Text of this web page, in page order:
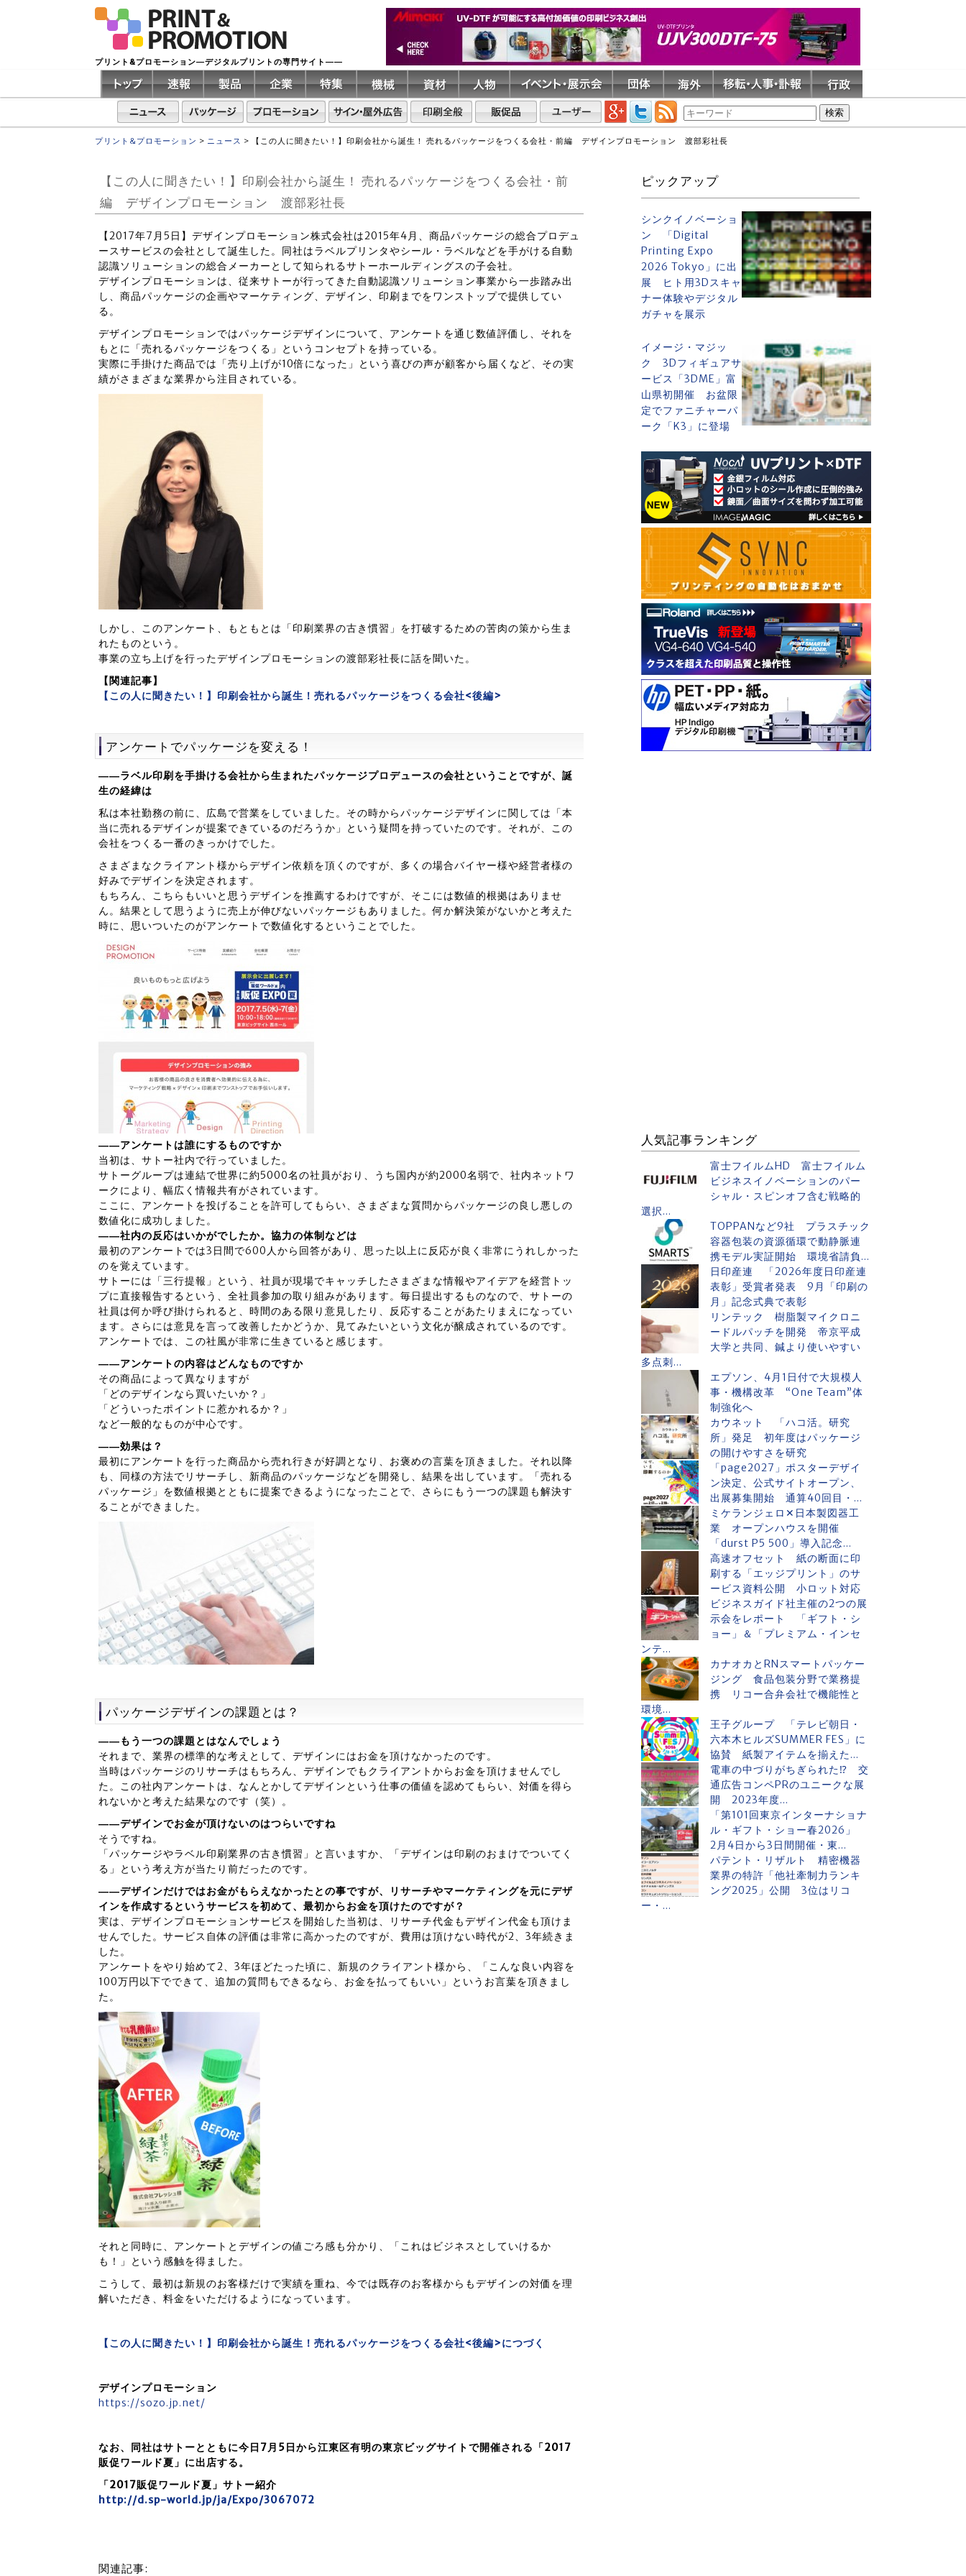
プリント&プロモーション―デジタルプリントの専門サイト――
プリント&プロモーション > ニュース > 【この人に聞きたい！】印刷会社から誕生！ 売れるパッケージをつくる会社・前編 デザインプロモーション 渡部彩社長
【この人に聞きたい！】印刷会社から誕生！ 売れるパッケージをつくる会社・前
編 デザインプロモーション 渡部彩社長
【2017年7月5日】デザインプロモーション株式会社は2015年4月、商品パッケージの総合プロデュ
ースサービスの会社として誕生した。同社はラベルプリンタやシール・ラベルなどを手がける自動
認識ソリューションの総合メーカーとして知られるサトーホールディングスの子会社。
デザインプロモーションは、従来サトーが行ってきた自動認識ソリューション事業から一歩踏み出
し、商品パッケージの企画やマーケティング、デザイン、印刷までをワンストップで提供してい
る。
デザインプロモーションではパッケージデザインについて、アンケートを通じ数値評価し、それを
もとに「売れるパッケージをつくる」というコンセプトを持っている。
実際に手掛けた商品では「売り上げが10倍になった」という喜びの声が顧客から届くなど、その実
績がさまざまな業界から注目されている。
しかし、このアンケート、もともとは「印刷業界の古き慣習」を打破するための苦肉の策から生ま
れたものという。
事業の立ち上げを行ったデザインプロモーションの渡部彩社長に話を聞いた。
【関連記事】
【この人に聞きたい！】印刷会社から誕生！売れるパッケージをつくる会社<後編>
アンケートでパッケージを変える！
――ラベル印刷を手掛ける会社から生まれたパッケージプロデュースの会社ということですが、誕
生の経緯は
私は本社勤務の前に、広島で営業をしていました。その時からパッケージデザインに関しては「本
当に売れるデザインが提案できているのだろうか」という疑問を持っていたのです。それが、この
会社をつくる一番のきっかけでした。
さまざまなクライアント様からデザイン依頼を頂くのですが、多くの場合バイヤー様や経営者様の
好みでデザインを決定されます。
もちろん、こちらもいいと思うデザインを推薦するわけですが、そこには数値的根拠はありませ
ん。結果として思うように売上が伸びないパッケージもありました。何か解決策がないかと考えた
時に、思いついたのがアンケートで数値化するということでした。
――アンケートは誰にするものですか
当初は、サトー社内で行っていました。
サトーグループは連結で世界に約5000名の社員がおり、うち国内が約2000名弱で、社内ネットワ
ークにより、幅広く情報共有がされています。
ここに、アンケートを投げることを許可してもらい、さまざまな質問からパッケージの良し悪しの
数値化に成功しました。
――社内の反応はいかがでしたか。協力の体制などは
最初のアンケートでは3日間で600人から回答があり、思った以上に反応が良く非常にうれしかった
のを覚えています。
サトーには「三行提報」という、社員が現場でキャッチしたさまざまな情報やアイデアを経営トッ
プに直接報告するという、全社員参加の取り組みがあります。毎日提出するものなので、サトーの
社員は何か呼び掛けられると、時間のある限り意見したり、反応することがあたりまえになってい
ます。さらには意見を言って改善したかどうか、見てみたいという文化が醸成されているのです。
アンケートでは、この社風が非常に生きていると感じます。
――アンケートの内容はどんなものですか
その商品によって異なりますが
「どのデザインなら買いたいか？」
「どういったポイントに惹かれるか？」
など一般的なものが中心です。
――効果は？
最初にアンケートを行った商品から売れ行きが好調となり、お褒めの言葉を頂きました。それ以降
も、同様の方法でリサーチし、新商品のパッケージなどを開発し、結果を出しています。「売れる
パッケージ」を数値根拠とともに提案できるようになったことで、さらにもう一つの課題も解決す
ることができました。
パッケージデザインの課題とは？
――もう一つの課題とはなんでしょう
それまで、業界の標準的な考えとして、デザインにはお金を頂けなかったのです。
当時はパッケージのリサーチはもちろん、デザインでもクライアントからお金を頂けませんでし
た。この社内アンケートは、なんとかしてデザインという仕事の価値を認めてもらい、対価を得ら
れないかと考えた結果なのです（笑）。
――デザインでお金が頂けないのはつらいですね
そうですね。
「パッケージやラベル印刷業界の古き慣習」と言いますか、「デザインは印刷のおまけでついてく
る」という考え方が当たり前だったのです。
――デザインだけではお金がもらえなかったとの事ですが、リサーチやマーケティングを元にデザ
インを作成するというサービスを初めて、最初からお金を頂けたのですが？
実は、デザインプロモーションサービスを開始した当初は、リサーチ代金もデザイン代金も頂けま
せんでした。サービス自体の評価は非常に高かったのですが、費用は頂けない時代が2、3年続きま
した。
アンケートをやり始めて2、3年ほどたった頃に、新規のクライアント様から、「こんな良い内容を
100万円以下でできて、追加の質問もできるなら、お金を払ってもいい」というお言葉を頂きまし
た。
それと同時に、アンケートとデザインの値ごろ感も分かり、「これはビジネスとしていけるか
も！」という感触を得ました。
こうして、最初は新規のお客様だけで実績を重ね、今では既存のお客様からもデザインの対価を理
解いただき、料金をいただけるようになっています。
【この人に聞きたい！】印刷会社から誕生！売れるパッケージをつくる会社<後編>につづく
デザインプロモーション
https://sozo.jp.net/
なお、同社はサトーとともに今日7月5日から江東区有明の東京ビッグサイトで開催される「2017
販促ワールド夏」に出店する。
「2017販促ワールド夏」サトー紹介
http://d.sp-world.jp/ja/Expo/3067072
関連記事:
ピックアップ
シンクイノベーショ
ン 「Digital
Printing Expo
2026 Tokyo」に出
展 ヒト用3Dスキャ
ナー体験やデジタル
ガチャを展示
イメージ・マジッ
ク 3Dフィギュアサ
ービス「3DME」富
山県初開催 お盆限
定でファニチャーパ
ーク「K3」に登場
人気記事ランキング
富士フイルムHD 富士フイルム
ビジネスイノベーションのパー
シャル・スピンオフ含む戦略的
選択...
TOPPANなど9社 プラスチック
容器包装の資源循環で動静脈連
携モデル実証開始 環境省請負...
日印産連 「2026年度日印産連
表彰」受賞者発表 9月「印刷の
月」記念式典で表彰
リンテック 樹脂製マイクロニ
ードルパッチを開発 帝京平成
大学と共同、鍼より使いやすい
多点刺...
エプソン、4月1日付で大規模人
事・機構改革 “One Team”体
制強化へ
カウネット 「ハコ活。研究
所」発足 初年度はパッケージ
の開けやすさを研究
「page2027」ポスターデザイ
ン決定、公式サイトオープン、
出展募集開始 通算40回目・...
ミケランジェロ✕日本製図器工
業 オープンハウスを開催
「durst P5 500」導入記念...
高速オフセット 紙の断面に印
刷する「エッジプリント」のサ
ービス資料公開 小ロット対応
ビジネスガイド社主催の2つの展
示会をレポート 「ギフト・シ
ョー」＆「プレミアム・インセ
ンテ...
カナオカとRNスマートパッケー
ジング 食品包装分野で業務提
携 リコー合弁会社で機能性と
環境...
王子グループ 「テレビ朝日・
六本木ヒルズSUMMER FES」に
協賛 紙製アイテムを揃えた...
電車の中づりがちぎられた⁉ 交
通広告コンペPRのユニークな展
開 2023年度...
「第101回東京インターナショナ
ル・ギフト・ショー春2026」
2月4日から3日間開催・東...
パテント・リザルト 精密機器
業界の特許「他社牽制力ランキ
ング2025」公開 3位はリコ
ー・...